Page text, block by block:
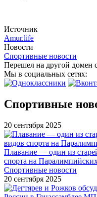
Источник
Amur.life
Новости
Спортивные новости
Перешел на другой домен
Мы в социальных сетях:
Спортивные
20 сентября 2025
Плавание — один из
спорта на
Спортивные новости
20 сентября 2025